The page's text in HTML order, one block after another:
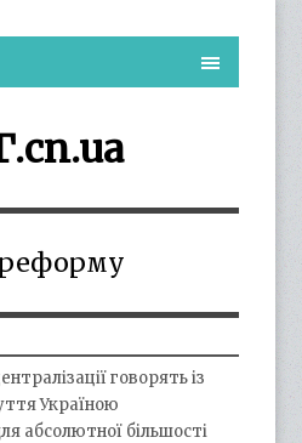
говорять із
Україною
абсолютної більшості